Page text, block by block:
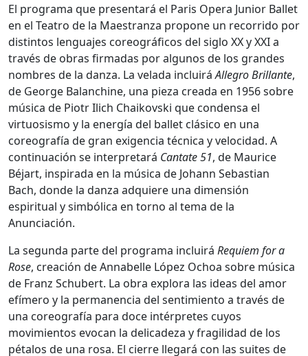
El programa que presentará el Paris Opera Junior Ballet
en el Teatro de la Maestranza propone un recorrido por
distintos lenguajes coreográficos del siglo XX y XXI a
través de obras firmadas por algunos de los grandes
nombres de la danza. La velada incluiráAllegro Brillante,
de George Balanchine, una pieza creada en 1956 sobre
música de Piotr Ilich Chaikovski que condensa el
virtuosismo y la energía del ballet clásico en una
coreografía de gran exigencia técnica y velocidad. A
continuación se interpretará Cantate 51, de Maurice
Béjart, inspirada en la música de Johann Sebastian
Bach, donde la danza adquiere una dimensión
espiritual y simbólica en torno al tema de la
Anunciación.
La segunda parte del programa incluirá Requiem for a
Rose, creación deAnnabelle López Ochoa sobre música
de Franz Schubert. La obra explora las ideas del amor
efímero y la permanencia del sentimiento a través de
una coreografía para doce intérpretes cuyos
movimientos evocan la delicadeza y fragilidad de los
pétalos de una rosa. El cierre llegará con las suites de